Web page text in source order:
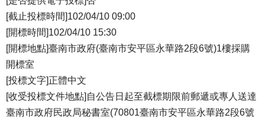
[截止投標時間]102/04/10 09:00
[開標時間]102/04/10 15:30
[開標地點]臺南市政府(臺南市安平區永華路2段6號)1樓採購
開標室
[投標文字]正體中文
[收受投標文件地點]自公告日起至截標期限前郵遞或專人送達
臺南市政府民政局秘書室(70801臺南市安平區永華路2段6號